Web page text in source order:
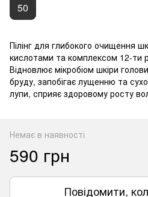
50
Пілінг для глибокого очищення
кислотами та комплексом 12-ти
Відновлює мікробіом шкіри
бруду, запобігає лущенню та
лупи, сприяє здоровому росту
Немає в наявності
590 грн
Повідомити,